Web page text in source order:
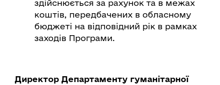
здійснюється за рахунок та в межах
коштів, передбачених в обласному
бюджеті на відповідний рік в рамках
заходів Програми.
Директор Департаменту гуманітарної